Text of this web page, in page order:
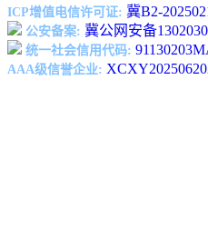
ICP增值电信许可证: 冀B2-
公安备案: 冀公网安备
统一社会信用代码:
AAA级信誉企业: